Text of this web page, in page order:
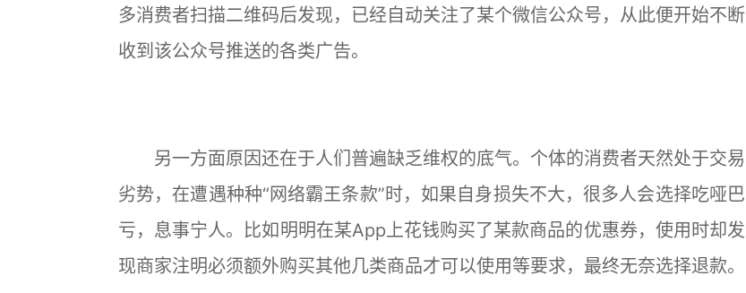
多消费者扫描二维码后发现，已经自动关注了某个微信公众号，从此便开始不断
收到该公众号推送的各类广告。
另一方面原因还在于人们普遍缺乏维权的底气。个体的消费者天然处于交易
劣势，在遭遇种种“网络霸王条款”时，如果自身损失不大，很多人会选择吃哑巴
亏，息事宁人。比如明明在某App上花钱购买了某款商品的优惠券，使用时却发
现商家注明必须额外购买其他几类商品才可以使用等要求，最终无奈选择退款。